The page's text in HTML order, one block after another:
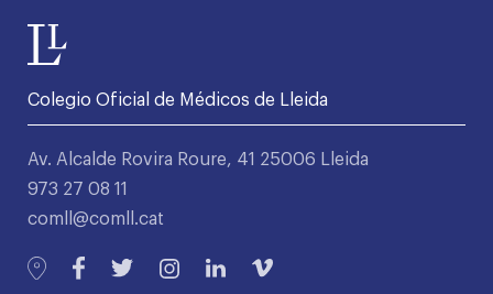
Colegio Oficial de Médicos de Lleida
Av. Alcalde Rovira Roure, 41 25006 Lleida
973 27 08 11
comll@comll.cat